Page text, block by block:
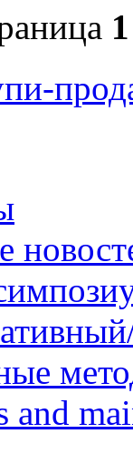
1
and